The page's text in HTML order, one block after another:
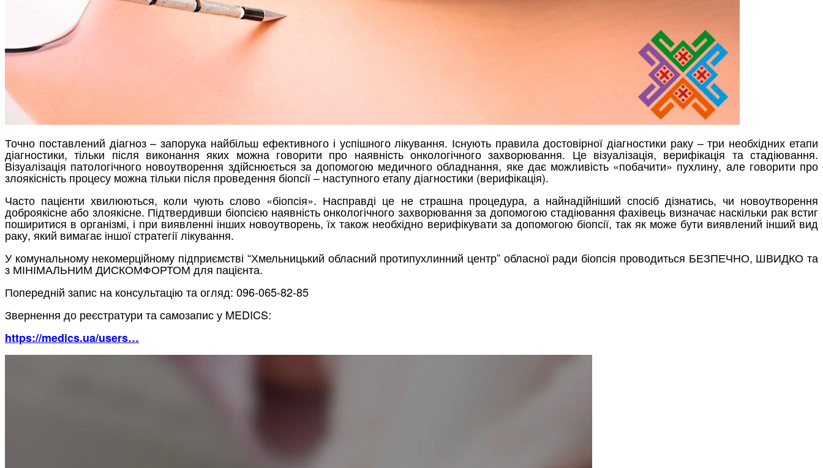
Точно поставлений діагноз – запорука найбільш ефективного і успішного лікування. Існують правила достовірної діагностики раку – три необхідних етапи
діагностики, тільки після виконання яких можна говорити про наявність онкологічного захворювання. Це візуалізація, верифікація та стадіювання.
Візуалізація патологічного новоутворення здійснюється за допомогою медичного обладнання, яке дає можливість «побачити» пухлину, але говорити про
злоякісність процесу можна тільки після проведення біопсії – наступного етапу діагностики (верифікація).
Часто пацієнти хвилюються, коли чують слово «біопсія». Насправді це не страшна процедура, а найнадійніший спосіб дізнатись, чи новоутворення
доброякісне або злоякісне. Підтвердивши біопсією наявність онкологічного захворювання за допомогою стадіювання фахівець визначає наскільки рак встиг
поширитися в організмі, і при виявленні інших новоутворень, їх також необхідно верифікувати за допомогою біопсії, так як може бути виявлений інший вид
раку, який вимагає іншої стратегії лікування.
У комунальному некомерційному підприємстві “Хмельницький обласний протипухлинний центр” обласної ради біопсія проводиться БЕЗПЕЧНО, ШВИДКО та
з МІНІМАЛЬНИМ ДИСКОМФОРТОМ для пацієнта.
Попередній запис на консультацію та огляд: 096-065-82-85
Звернення до реєстратури та самозапис у MEDICS:
https://medics.ua/users…